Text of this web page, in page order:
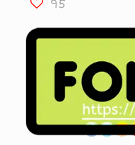
95